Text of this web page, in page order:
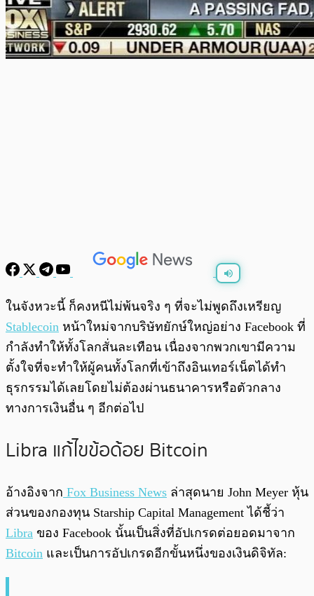
พร้อมเล่น 0:00 /
ในจังหวะนี้ ก็คงหนีไม่พ้นจริง ๆ ที่จะไม่พูดถึงเหรียญ
Stablecoin หน้าใหม่จากบริษัทยักษ์ใหญ่อย่าง Facebook ที่
กำลังทำให้ทั้งโลกสั่นละเทือน เนื่องจากพวกเขามีความ
ตั้งใจที่จะทำให้ผู้คนทั้งโลกที่เข้าถึงอินเทอร์เน็ตได้ทำ
ธุรกรรมได้เลยโดยไม่ต้องผ่านธนาคารหรือตัวกลาง
ทางการเงินอื่น ๆ อีกต่อไป
Libra แก้ไขข้อด้อย Bitcoin
อ้างอิงจาก Fox Business News ล่าสุดนาย John Meyer หุ้น
ส่วนของกองทุน Starship Capital Management ได้ชี้ว่า
Libra ของ Facebook นั้นเป็นสิ่งที่อัปเกรดต่อยอดมาจาก
Bitcoin และเป็นการอัปเกรดอีกขั้นหนึ่งของเงินดิจิทัล: